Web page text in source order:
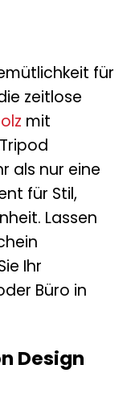
für
zeitlose
mit
als nur eine
für Stil,
Lassen
Ihr
Büro in
Design